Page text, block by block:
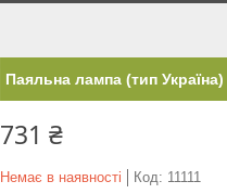
Паяльна лампа (тип
731 ₴
Немає в наявності Код: 11111